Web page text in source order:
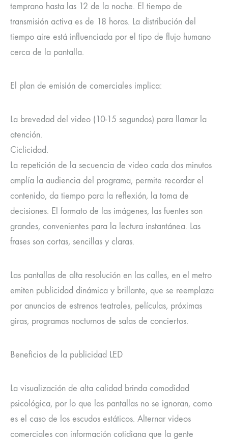
temprano hasta las 12 de la noche. El tiempo de
transmisión activa es de 18 horas. La distribución del
tiempo aire está influenciada por el tipo de flujo humano
cerca de la pantalla.
El plan de emisión de comerciales implica:
La brevedad del video (10-15 segundos) para llamar la
atención.
Ciclicidad.
La repetición de la secuencia de video cada dos minutos
amplía la audiencia del programa, permite recordar el
contenido, da tiempo para la reflexión, la toma de
decisiones. El formato de las imágenes, las fuentes son
grandes, convenientes para la lectura instantánea. Las
frases son cortas, sencillas y claras.
Las pantallas de alta resolución en las calles, en el metro
emiten publicidad dinámica y brillante, que se reemplaza
por anuncios de estrenos teatrales, películas, próximas
giras, programas nocturnos de salas de conciertos.
Beneficios de la publicidad LED
La visualización de alta calidad brinda comodidad
psicológica, por lo que las pantallas no se ignoran, como
es el caso de los escudos estáticos. Alternar videos
comerciales con información cotidiana que la gente